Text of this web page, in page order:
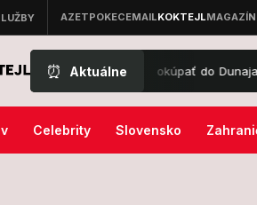
⏰ Aktuálne
Robert sa išiel okúpať do Dunaja, z vody
Celebrity Slovensko